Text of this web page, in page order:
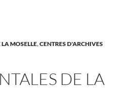
MOSELLE,CENTRES D'ARCHIVES
DE LA